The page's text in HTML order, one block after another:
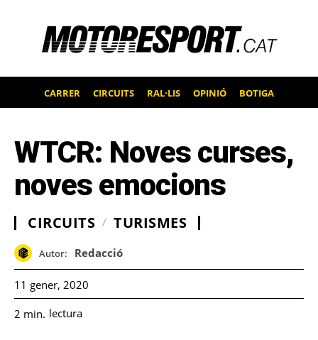
CARRER CIRCUITS RAL·LIS OPINIÓ BOTIGA
WTCR: Noves curses,
noves emocions
CIRCUITS TURISMES
Autor: Redacció
11 gener, 2020
2 min. lectura